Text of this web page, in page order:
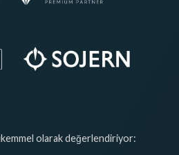
olarak değerlendiriyor: